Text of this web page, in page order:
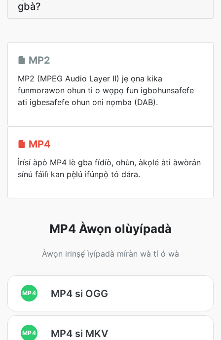
gbà?
MP2
MP2 (MPEG Audio Layer II) jẹ ọna kika
funmorawon ohun ti o wọpọ fun igbohunsafefe
ati igbesafefe ohun oni nọmba (DAB).
MP4
Ìrísí àpò MP4 lè gba fídíò, ohùn, àkọlé àti àwòrán
sínú fáìlì kan pẹ̀lú ìfúnpọ̀ tó dára.
MP4 Àwọn olùyípadà
Àwọn irinṣẹ́ ìyípadà míràn wà tí ó wà
MP4 MP4 si OGG
MP4 MP4 si MKV